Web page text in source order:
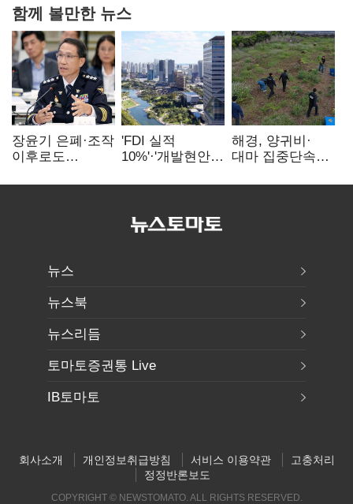
함께 볼만한 뉴스
장윤기 은폐·조작
이후로도
내부비위…경찰
'FDI 실적
10%'·'개발현안
인천경제청장
해경, 양귀비·
대마 집중단속…
249명 검거
뉴스
뉴스북
뉴스리듬
토마토증권통 Live
IB토마토
회사소개 개인정보취급방침 서비스 이용약관
고충처리
정정반론보도
COPYRIGHT © NEWSTOMATO. ALL RIGHTS RESERVED.